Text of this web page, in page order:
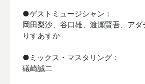
●ゲストミュージシャン：
岡田梨沙、谷口雄、渡瀬賢吾、アダ
りすあすか
●ミックス・マスタリング：
礒崎誠二